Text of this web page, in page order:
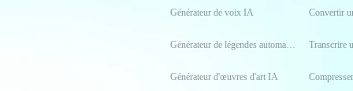
Générateur de voix IA
Générateur de légendes automatiques
Générateur d'œuvres d'art IA
Transcrire